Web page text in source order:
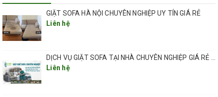
GIẶT SOFA HÀ NỘI CHUYÊN NGHIỆP UY TÍN GIÁ RẺ
Liên hệ
Liên hệ